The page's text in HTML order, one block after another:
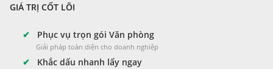
GIÁ TRỊ CỐT LÕI
✔ Phục vụ trọn gói Văn phòng
Giải pháp toàn diện cho doanh nghiệp
✔ Khắc dấu nhanh lấy ngay